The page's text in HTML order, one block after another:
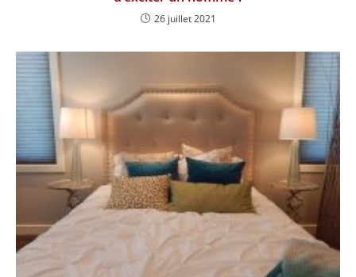
26 juillet 2021